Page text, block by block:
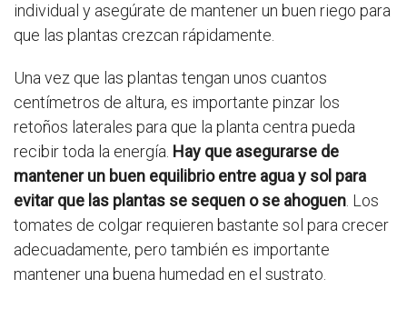
individual y asegúrate de mantener un buen riego para
que las plantas crezcan rápidamente.
Una vez que las plantas tengan unos cuantos
centímetros de altura, es importante pinzar los
retoños laterales para que la planta centra pueda
recibir toda la energía. Hay que asegurarse de
mantener un buen equilibrio entre agua y sol para
evitar que las plantas se sequen o se ahoguen. Los
tomates de colgar requieren bastante sol para crecer
adecuadamente, pero también es importante
mantener una buena humedad en el sustrato.